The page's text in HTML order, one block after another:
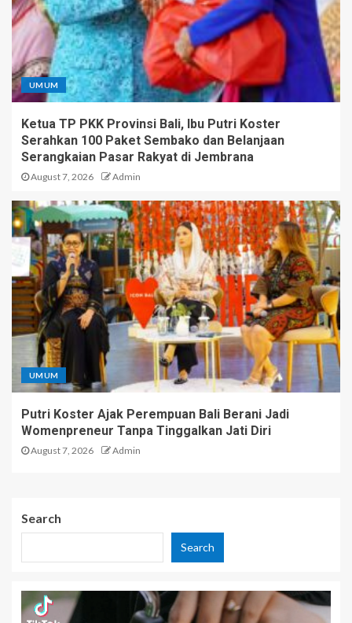
UMUM
Ketua TP PKK Provinsi Bali, Ibu Putri Koster
Serahkan 100 Paket Sembako dan Belanjaan
Serangkaian Pasar Rakyat di Jembrana
August 7, 2026 Admin
UMUM
Putri Koster Ajak Perempuan Bali Berani Jadi
Womenpreneur Tanpa Tinggalkan Jati Diri
August 7, 2026 Admin
Search
Search